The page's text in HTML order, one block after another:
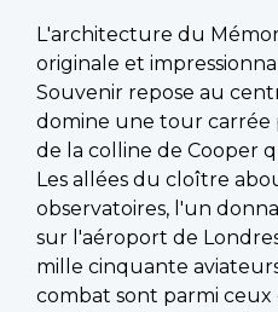
L'architecture du
originale et
Souvenir repose au
domine une tour carrée
de la colline de Cooper
Les allées du cloître
observatoires, l'un
sur l'aéroport de
mille cinquante
combat sont parmi ceux